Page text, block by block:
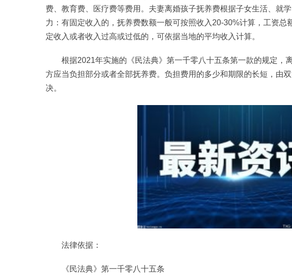
费、教育费、医疗费等费用。夫妻离婚孩子抚养费根据子女生活、就
力：有固定收入的，抚养费数额一般可按照收入20-30%计算，工资总
定收入或者收入过高或过低的，可依据当地的平均收入计算。
根据2021年实施的《民法典》第一千零八十五条第一款的规定，
方应当负担部分或者全部抚养费。负担费用的多少和期限的长短，由
决。
法律依据：
《民法典》第一千零八十五条